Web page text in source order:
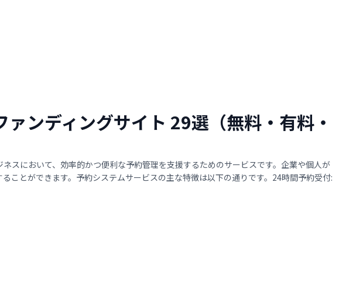
ンディングサイト 29選（無料・有料・
スにおいて、効率的かつ便利な予約管理を支援するためのサービスです。企業や個人が
ことができます。予約システムサービスの主な特徴は以下の通りです。24時間予約受付: